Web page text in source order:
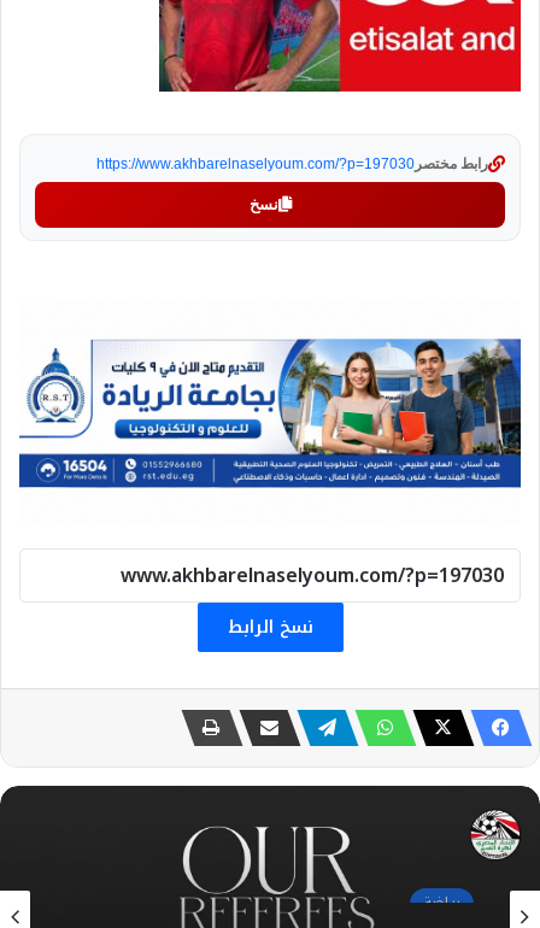
رابط مختصر https://www.akhbarelnaselyoum.com/?p=197030
نسخ
نسخ الرابط
رياضة